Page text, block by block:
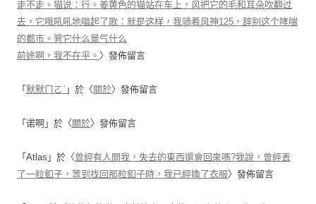
走不走。猫说：行。姜黄色的猫站在车上，风把它的毛和耳朵吹翻过
去，它哦吼吼地唱起了歌：就是这样，我骑着风神125，辞别这个哮喘
的都市。管它什么景气什么
前途啊，我不在乎。 〉發佈留言
「 默默ㄇㄛˋ 」於〈 關於〉發佈留言
「 诺啊 」於〈 關於〉發佈留言
「 Atlas 」於〈曾經有人問我，失去的東西還會回來嗎?我說，曾經丟
了一粒釦子，等到找回那粒釦子時，我已經換了衣服〉發佈留言